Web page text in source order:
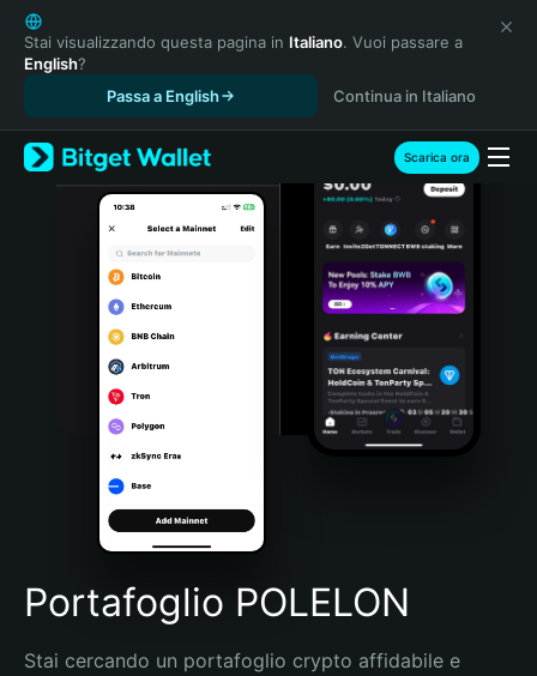
English
日本語
Tiếng Việt
Español (Latinoamérica)
Türkçe
Italiano
Português (Portugal)
Bahasa Indonesia
Português (Brasil)
Español (Argentina)
Stai visualizzando questa pagina in Italiano. Vuoi passare a
English?
Passa a English
Continua in Italiano
Scarica ora
Portafoglio POLELON
Stai cercando un portafoglio crypto affidabile e